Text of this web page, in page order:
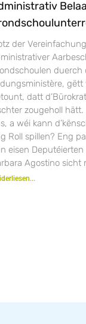
der
duerch
gëtt
datt
zougeholl hätt.
a wéi kann
Roll spillen? Eng
eisen Deputéierten
Agostino sicht